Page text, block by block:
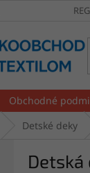
Obchodné
Detské deky
Detská